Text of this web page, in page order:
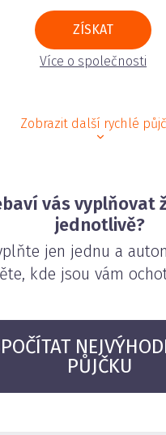
ZÍSKAT
Více o společnosti
Zobrazit další rychlé
vás vyplňovat
jednotlivě?
jen jednu a
kde jsou vám
PŮJČKU